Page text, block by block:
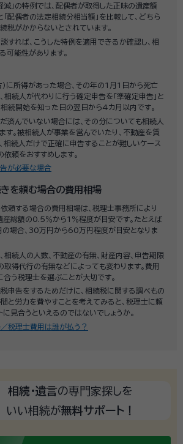
減」の特例では、配偶者が取得した正味の遺産額
「配偶者の法定相続分相当額」を比較して、どちら
税がかからないとされています。
すれば、こうした特例を適用できるか確認し、相
可能性があります。
）に所得があった場合、その年の1月1日から死亡
相続人が代わりに行う確定申告を「準確定申告」と
相続開始を知った日の翌日から4カ月以内です。
済んでいない場合には、その分についても相続人
す。被相続人が事業を営んでいたり、不動産を賃
相続人だけで正確に申告することが難しいケース
頼をおすすめします。
が必要な場合
を頼む場合の費用相場
頼する場合の費用相場は、税理士事務所により
産総額の0.5％から1％程度が目安です。たとえば
場合、30万円から60万円程度が目安となりま
相続人の人数、不動産の有無、財産内容、申告期限
取得代行の有無などによっても変わります。費用
合う税理士を選ぶことが大切です。
申告をするためだけに、相続税に関する調べもの
と労力を費やすことを考えてみると、税理士に頼
に見合うといえるのではないでしょうか。
税理士費用は誰が払う？
相続・遺言の専門家探しを
いい相続が無料サポート！